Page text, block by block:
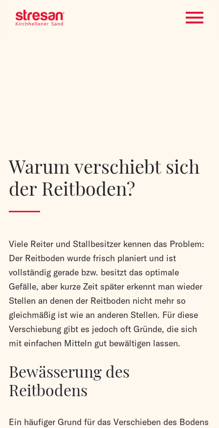
Warum verschiebt sich
der Reitboden?
Viele Reiter und Stallbesitzer kennen das Problem:
Der Reitboden wurde frisch planiert und ist
vollständig gerade bzw. besitzt das optimale
Gefälle, aber kurze Zeit später erkennt man wieder
Stellen an denen der Reitboden nicht mehr so
gleichmäßig ist wie an anderen Stellen. Für diese
Verschiebung gibt es jedoch oft Gründe, die sich
mit einfachen Mitteln gut bewältigen lassen.
Bewässerung des
Reitbodens
Ein häufiger Grund für das Verschieben des Bodens